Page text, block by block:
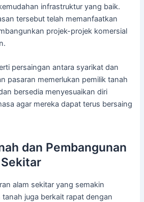
infrastruktur yang baik.
tersebut telah memanfaatkan
projek-projek komersial
persaingan antara syarikat dan
pasaran memerlukan pemilik tanah
bersedia menyesuaikan diri
agar mereka dapat terus bersaing
dan Pembangunan
alam sekitar yang semakin
juga berkait rapat dengan